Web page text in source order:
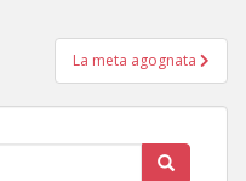
La meta agognata